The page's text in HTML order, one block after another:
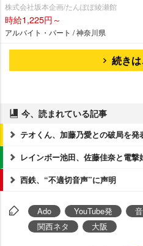
株式会社坂本企画/たんぽぽ綾瀬館
時給1,225円～
アルバイト・パート / 神奈川県
続き
今、読まれている記事
テオくん、加藤乃愛との破局を発
レインボー池田、佐藤佳奈と電撃
西鉄、“不適切音声”に声明
Ado YouTube発
関西ネタ
大阪